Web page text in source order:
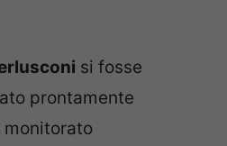
si fosse
prontamente
monitorato